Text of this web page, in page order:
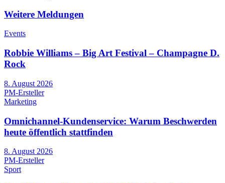
Weitere Meldungen
Events
Robbie Williams – Big Art Festival – Champagne D.
Rock
8. August 2026
PM-Ersteller
Marketing
Omnichannel-Kundenservice: Warum Beschwerden
heute öffentlich stattfinden
8. August 2026
PM-Ersteller
Sport